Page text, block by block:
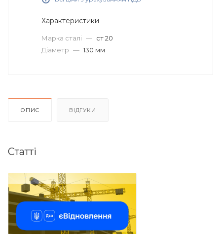
Характеристики
Марка сталі — ст 20
Діаметр — 130 мм
ОПИС ВІДГУКИ
Статті